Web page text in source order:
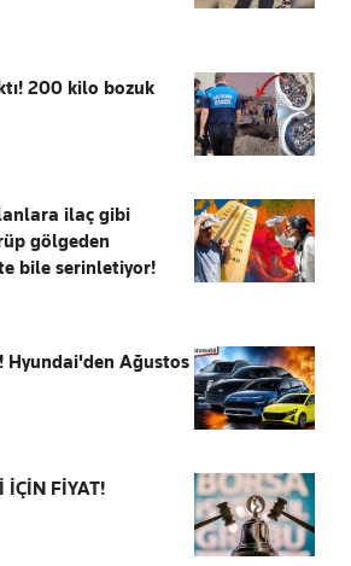
200 kilo bozuk
ilaç gibi
gölgeden
bile serinletiyor!
Hyundai'den Ağustos
İÇİN FİYAT!